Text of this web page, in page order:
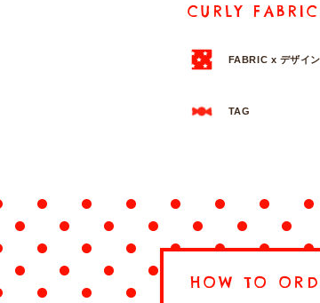
CURLY
FABRIC x デザイン
TAG
HOW TO